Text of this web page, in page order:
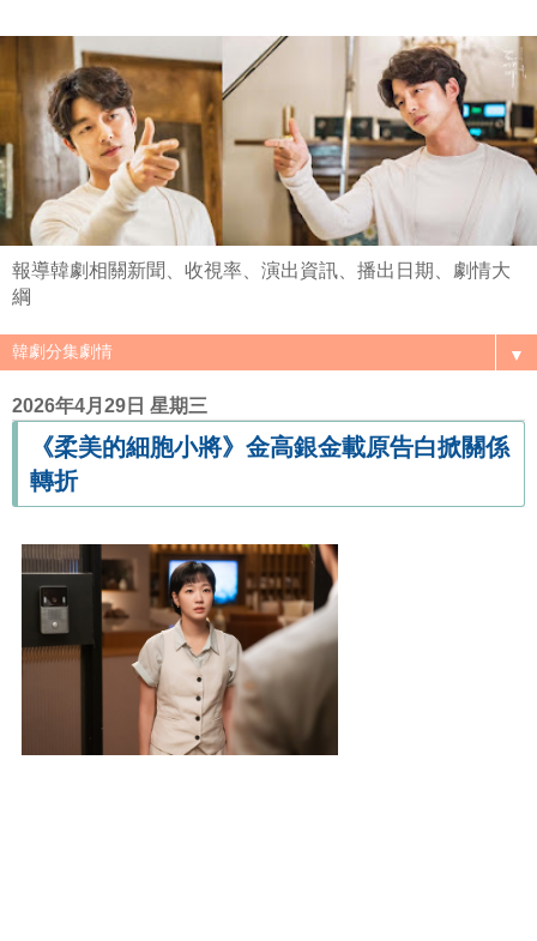
報導韓劇相關新聞、收視率、演出資訊、播出日期、劇情大
綱
▼
2026年4月29日 星期三
《柔美的細胞小將》金高銀金載原告白掀關係
轉折